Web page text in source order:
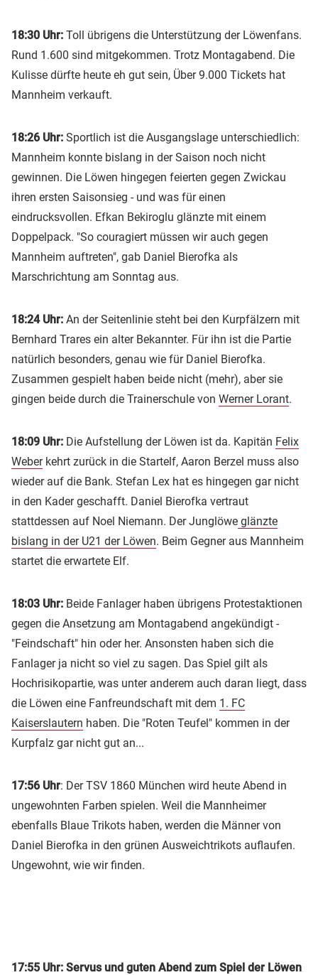
18:30 Uhr: Toll übrigens die Unterstützung der Löwenfans.
Rund 1.600 sind mitgekommen. Trotz Montagabend. Die
Kulisse dürfte heute eh gut sein, Über 9.000 Tickets hat
Mannheim verkauft.
18:26 Uhr: Sportlich ist die Ausgangslage unterschiedlich:
Mannheim konnte bislang in der Saison noch nicht
gewinnen. Die Löwen hingegen feierten gegen Zwickau
ihren ersten Saisonsieg - und was für einen
eindrucksvollen. Efkan Bekiroglu glänzte mit einem
Doppelpack. "So couragiert müssen wir auch gegen
Mannheim auftreten", gab Daniel Bierofka als
Marschrichtung am Sonntag aus.
18:24 Uhr: An der Seitenlinie steht bei den Kurpfälzern mit
Bernhard Trares ein alter Bekannter. Für ihn ist die Partie
natürlich besonders, genau wie für Daniel Bierofka.
Zusammen gespielt haben beide nicht (mehr), aber sie
gingen beide durch die Trainerschule von Werner Lorant.
18:09 Uhr: Die Aufstellung der Löwen ist da. Kapitän Felix
Weberkehrt zurück in die Startelf, Aaron Berzel muss also
wieder auf die Bank. Stefan Lex hat es hingegen gar nicht
in den Kader geschafft. Daniel Bierofka vertraut
stattdessen auf Noel Niemann. Der Junglöwe glänzte
bislang in der U21 der Löwen. Beim Gegner aus Mannheim
startet die erwartete Elf.
18:03 Uhr: Beide Fanlager haben übrigens Protestaktionen
gegen die Ansetzung am Montagabend angekündigt -
"Feindschaft" hin oder her. Ansonsten haben sich die
Fanlager ja nicht so viel zu sagen. Das Spiel gilt als
Hochrisikopartie, was unter anderem auch daran liegt, dass
die Löwen eine Fanfreundschaft mit dem 1. FC
Kaiserslautern haben. Die "Roten Teufel" kommen in der
Kurpfalz gar nicht gut an...
17:56 Uhr: Der TSV 1860 München wird heute Abend in
ungewohnten Farben spielen. Weil die Mannheimer
ebenfalls Blaue Trikots haben, werden die Männer von
Daniel Bierofka in den grünen Ausweichtrikots auflaufen.
Ungewohnt, wie wir finden.
17:55 Uhr: Servus und guten Abend zum Spiel der Löwen